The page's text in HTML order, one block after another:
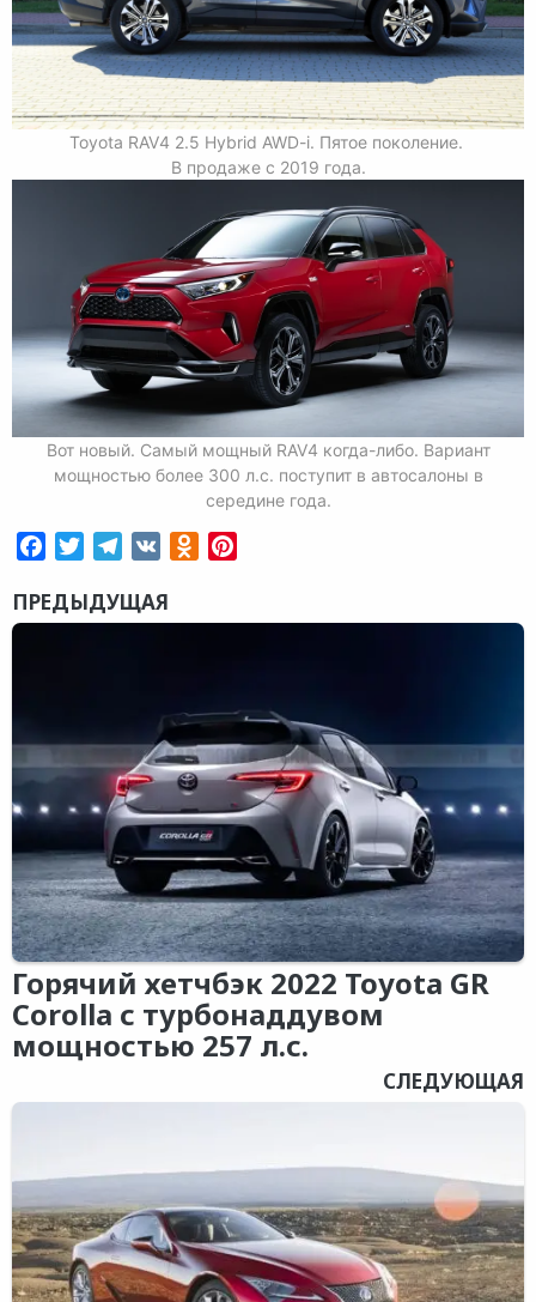
Toyota RAV4 2.5 Hybrid AWD-i. Пятое поколение.
В продаже с 2019 года.
Вот новый. Самый мощный RAV4 когда-либо. Вариант
мощностью более 300 л.с. поступит в автосалоны в
середине года.
FacebookTwitterTelegram
VK Odnoklassniki
ПРЕДЫДУЩАЯ
Горячий хетчбэк 2022 Toyota GR
Corolla с турбонаддувом
мощностью 257 л.с.
СЛЕДУЮЩАЯ